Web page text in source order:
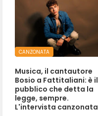
CANZONATA
Musica, il cantautore
Bosio a Fattitaliani: è il
pubblico che detta la
legge, sempre.
L'intervista canzonata